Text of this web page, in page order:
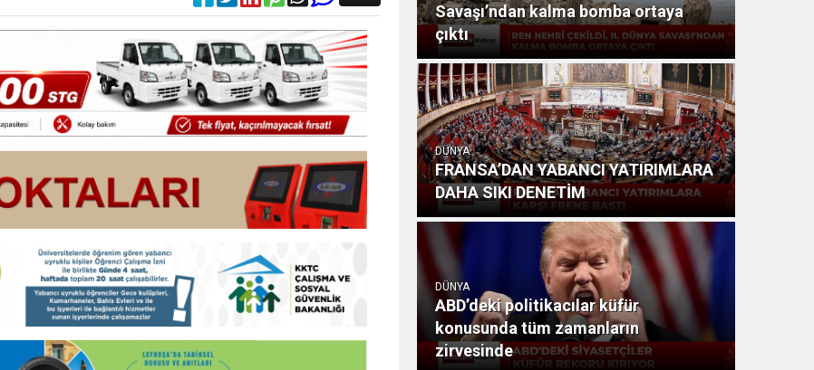
Savaşı’ndan kalma bomba ortaya
çıktı
DÜNYA
FRANSA’DAN YABANCI YATIRIMLARA
DAHA SIKI DENETİM
DÜNYA
ABD’deki politikacılar küfür
konusunda tüm zamanların
zirvesinde